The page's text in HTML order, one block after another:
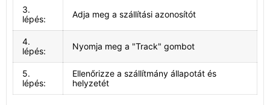
3.
lépés:
Adja meg a szállítási azonosítót
4.
lépés:
Nyomja meg a "Track" gombot
5.
lépés:
Ellenőrizze a szállítmány állapotát és
helyzetét